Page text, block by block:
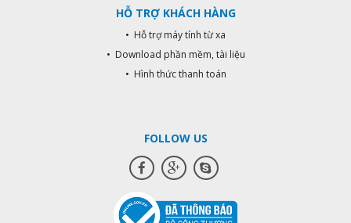
HỖ TRỢ KHÁCH HÀNG
• Hỗ trợ máy tính từ xa
• Download phần mềm, tài liệu
• Hình thức thanh toán
FOLLOW US